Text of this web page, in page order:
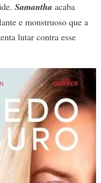
Samantha acaba
e monstruoso que a
lutar contra esse